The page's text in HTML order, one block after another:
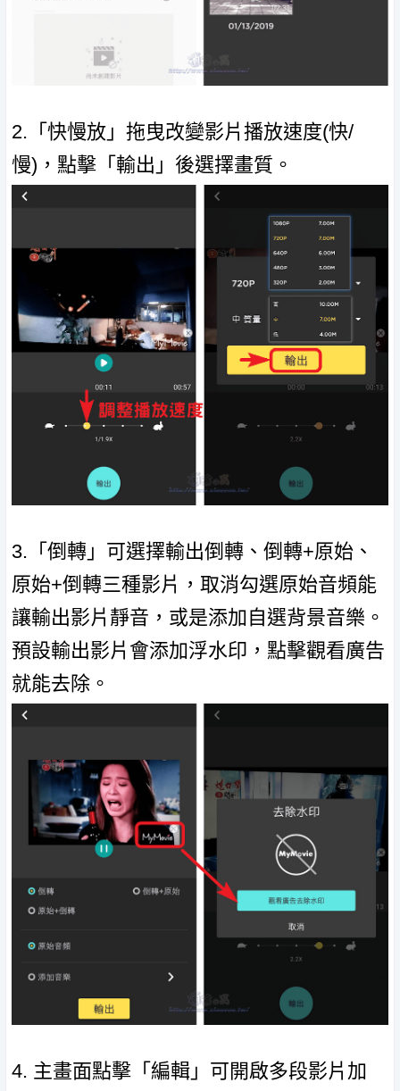
2.「快慢放」拖曳改變影片播放速度(快/
慢)，點擊「輸出」後選擇畫質。
3.「倒轉」可選擇輸出倒轉、倒轉+原始、
原始+倒轉三種影片，取消勾選原始音頻能
讓輸出影片靜音，或是添加自選背景音樂。
預設輸出影片會添加浮水印，點擊觀看廣告
就能去除。
4. 主畫面點擊「編輯」可開啟多段影片加